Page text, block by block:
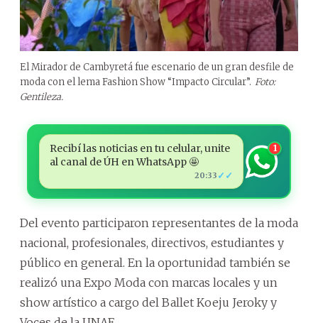
El Mirador de Cambyretá fue escenario de un gran desfile de
moda con el lema Fashion Show “Impacto Circular”. Foto:
Gentileza.
Recibí las noticias en tu celular, unite
al canal de ÚH en WhatsApp 🤩
20:33 ✓✓
1
Del evento participaron representantes de la moda
nacional, profesionales, directivos, estudiantes y
público en general. En la oportunidad también se
realizó una Expo Moda con marcas locales y un
show artístico a cargo del Ballet Koeju Jeroky y